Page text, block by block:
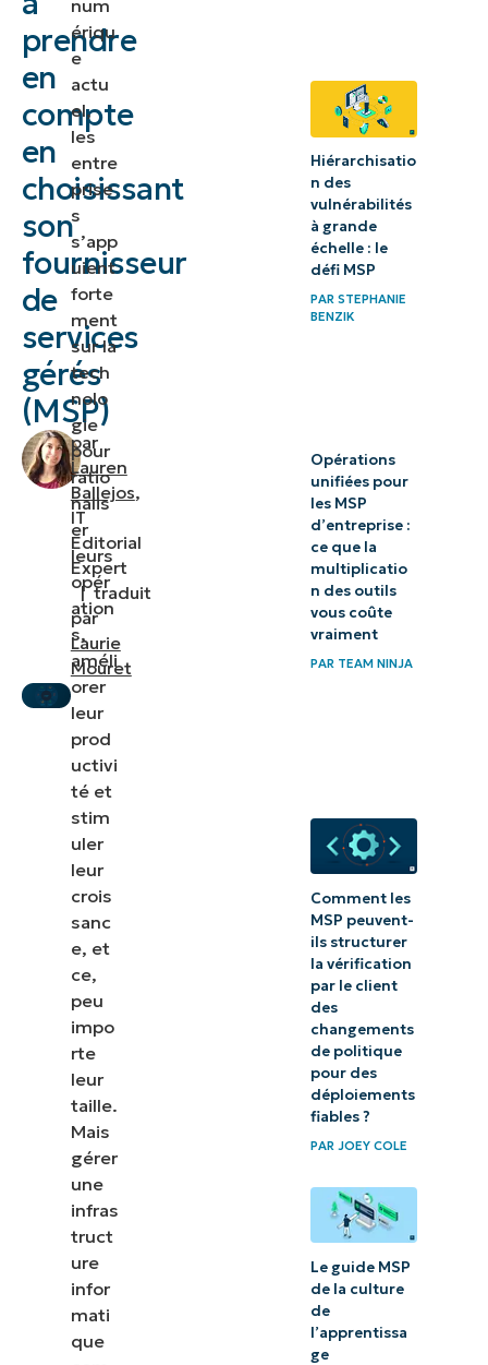
prendre
en
compte
en
choisissant
son
fournisseur
de
services
gérés
(MSP)
par
Lauren
Ballejos,
IT
Editorial
Expert
|traduit
par
Laurie
Mouret
clés à
compte
choisir
Prendre
décision
confiance
num
ériqu
e
actu
el,
les
entre
prise
s
s’app
uient
forte
ment
sur la
tech
nolo
gie
pour
ratio
nalis
er
leurs
opér
ation
s,
améli
orer
leur
prod
uctivi
té et
stim
uler
leur
crois
sanc
e, et
ce,
peu
impo
rte
leur
taille.
Mais
gérer
une
infras
truct
ure
infor
mati
que
Hiérarchisatio
n des
vulnérabilités
à grande
échelle : le
défi MSP
PAR STEPHANIE
BENZIK
Opérations
unifiées pour
les MSP
d’entreprise :
ce que la
multiplicatio
n des outils
vous coûte
vraiment
PAR TEAM NINJA
Comment les
MSP peuvent-
ils structurer
la vérification
par le client
des
changements
de politique
pour des
déploiements
fiables ?
PAR JOEY COLE
Le guide MSP
de la culture
de
l’apprentissa
ge